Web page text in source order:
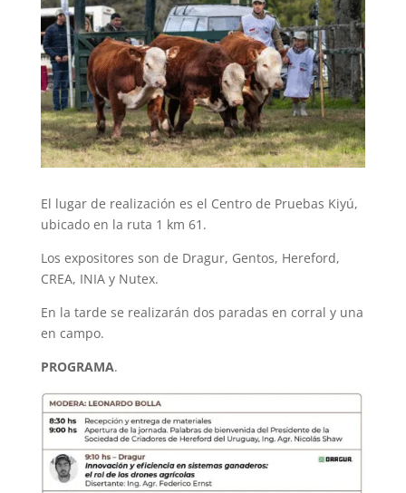
El lugar de realización es el Centro de Pruebas Kiyú,
ubicado en la ruta 1 km 61.
Los expositores son de Dragur, Gentos, Hereford,
CREA, INIA y Nutex.
En la tarde se realizarán dos paradas en corral y una
en campo.
PROGRAMA.